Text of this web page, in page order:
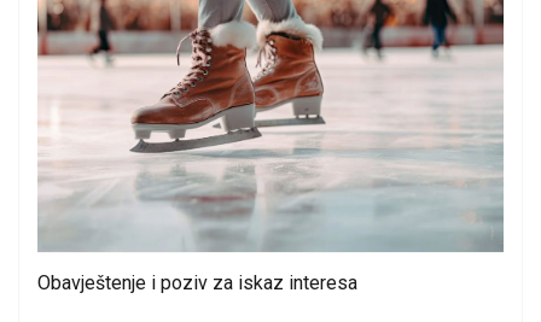
Obavještenje i poziv za iskaz interesa